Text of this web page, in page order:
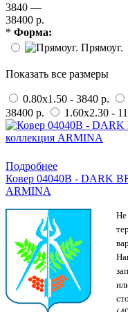
3840 —
38400 р.
* Форма:
Прямоуг.
Показать все размеры
0.80x1.50 - 3840 р.
38400 р.
1.60x2.30 -
Подробнее
Ковер 04040B - DARK
ARMINA